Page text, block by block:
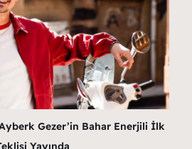
Gezer’in Bahar Enerjili İlk
Yayında